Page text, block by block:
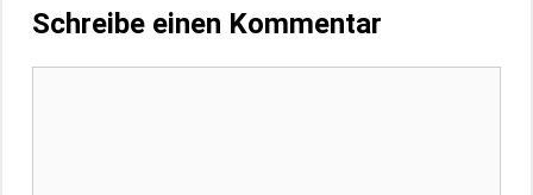
Schreibe einen Kommentar